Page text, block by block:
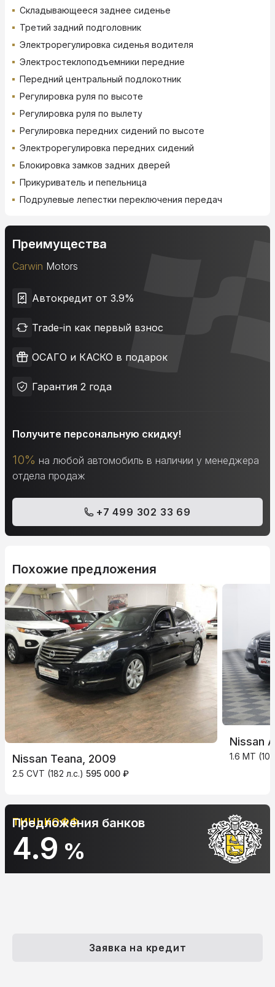
Складывающееся заднее сиденье
Третий задний подголовник
Электрорегулировка сиденья водителя
Электростеклоподъемники передние
Передний центральный подлокотник
Регулировка руля по высоте
Регулировка руля по вылету
Регулировка передних сидений по высоте
Электрорегулировка передних сидений
Блокировка замков задних дверей
Прикуриватель и пепельница
Подрулевые лепестки переключения передач
Преимущества
Carwin Motors
Автокредит от 3.9%
Trade-in как первый взнос
ОСАГО и КАСКО в подарок
Гарантия 2 года
Получите персональную скидку!
10% на любой автомобиль в наличии у менеджера
отдела продаж
+7 499 302 33 69
Похожие предложения
Nissan Teana, 2009
2.5 CVT (182 л.с.) 595 000 ₽
Nissan
1.6 MT
ТИНЬКОФФ
4.9 %
Предложения банков
Заявка на кредит